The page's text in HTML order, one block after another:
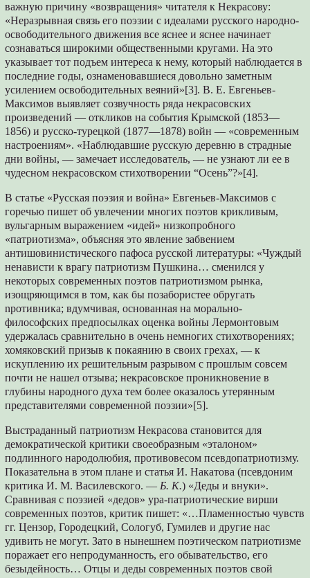
важную причину «возвращения» читателя к Некрасову:
«Неразрывная связь его поэзии с идеалами русского народно-
освободительного движения все яснее и яснее начинает
сознаваться широкими общественными кругами. На это
указывает тот подъем интереса к нему, который наблюдается в
последние годы, ознаменовавшиеся довольно заметным
усилением освободительных веяний»[3]. В. Е. Евгеньев-
Максимов выявляет созвучность ряда некрасовских
произведений — откликов на события Крымской (1853—
1856) и русско-турецкой (1877—1878) войн — «современным
настроениям». «Наблюдавшие русскую деревню в страдные
дни войны, — замечает исследователь, — не узнают ли ее в
чудесном некрасовском стихотворении “Осень”?»[4].
В статье «Русская поэзия и война» Евгеньев-Максимов с
горечью пишет об увлечении многих поэтов крикливым,
вульгарным выражением «идей» низкопробного
«патриотизма», объясняя это явление забвением
антишовинистического пафоса русской литературы: «Чуждый
ненависти к врагу патриотизм Пушкина… сменился у
некоторых современных поэтов патриотизмом рынка,
изощряющимся в том, как бы позабористее обругать
npотивникa; вдумчивая, основанная на морально-
философских предпосылках оценка войны Лермонтовым
удержалась сравнительно в очень немногих стихотворениях;
хомяковский призыв к покаянию в своих грехах, — к
искуплению их решительным разрывом с прошлым совсем
почти не нашел отзыва; некрасовское проникновение в
глубины народного духа тем более оказалось утерянным
представителями современной поэзии»[5].
Выстраданный патриотизм Некрасова становится для
демократической критики своеобразным «эталоном»
подлинного народолюбия, противовесом псевдопатриотизму.
Показательна в этом плане и статья И. Накатова (псевдоним
критика И. М. Василевского. — Б. К.) «Деды и внуки».
Сравнивая с поэзией «дедов» ура-патриотические вирши
современных поэтов, критик пишет: «…Пламенностью чувств
гг. Цензор, Городецкий, Сологуб, Гумилев и другие нас
удивить не могут. Зато в нынешнем поэтическом патриотизме
поражает eго непродуманность, его обывательство, его
безыдейность… Отцы и деды современных поэтов свой